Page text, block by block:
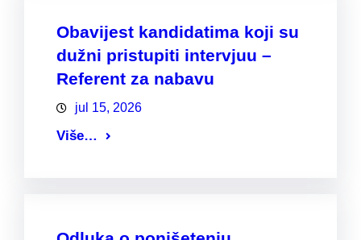
Obavijest kandidatima koji su
dužni pristupiti intervjuu –
Referent za nabavu
jul 15, 2026
Više…